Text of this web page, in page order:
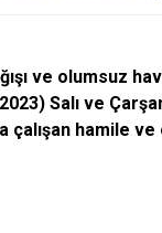
ve olumsuz
Salı ve
çalışan hamile